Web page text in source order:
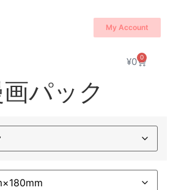
My Account
¥0 0
パック